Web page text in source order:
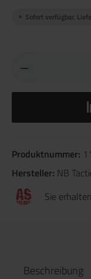
Sofort verfügbar,
Produktnummer:
Hersteller: NB
Sie
Beschreibung